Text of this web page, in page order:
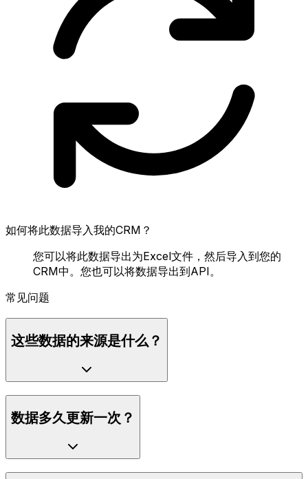
如何将此数据导入我的CRM？
您可以将此数据导出为Excel文件，然后导入到您的
CRM中。您也可以将数据导出到API。
常见问题
这些数据的来源是什么？
数据多久更新一次？